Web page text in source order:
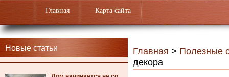
Главная Карта сайта
Новые статьи Главная > Полезные
декора